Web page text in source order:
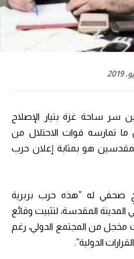
سر ساحة غزة بتيار الإصلاح
ما تمارسه قوات الاحتلال من
هو بمثابة إعلان حرب
صحفي له ”هذه حرب بربرية
المقدسة، لتثبيت وقائع
من المجتمع الدولي، رغم
الدولية”.